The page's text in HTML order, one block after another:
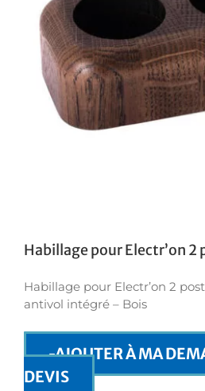
Habillage pour Electr’on 2
Habillage pour Electr’on 2
antivol intégré – Bois
AJOUTER À MA
DEVIS